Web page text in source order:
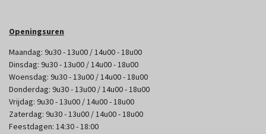
Openingsuren
Maandag: 9u30 - 13u00 / 14u00 - 18u00
Dinsdag: 9u30 - 13u00 / 14u00 - 18u00
Woensdag: 9u30 - 13u00 / 14u00 - 18u00
Donderdag: 9u30 - 13u00 / 14u00 - 18u00
Vrijdag: 9u30 - 13u00 / 14u00 - 18u00
Zaterdag: 9u30 - 13u00 / 14u00 - 18u00
Feestdagen: 14:30 - 18:00